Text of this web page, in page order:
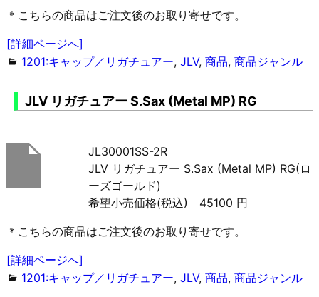
＊こちらの商品はご注文後のお取り寄せです。
[詳細ページへ]
1201:キャップ／リガチュアー,JLV,商品,商品ジャンル
JLV リガチュアー S.Sax (Metal MP) RG
JL30001SS-2R
JLV リガチュアー S.Sax (Metal MP) RG(ロ
ーズゴールド)
希望小売価格(税込) 45100 円
＊こちらの商品はご注文後のお取り寄せです。
[詳細ページへ]
1201:キャップ／リガチュアー,JLV,商品,商品ジャンル